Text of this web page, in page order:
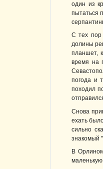
один из
пытаться
С тех пор
долины
планшет,
время на
погода и
походил
Снова
ехать
сильно
знакомый
В